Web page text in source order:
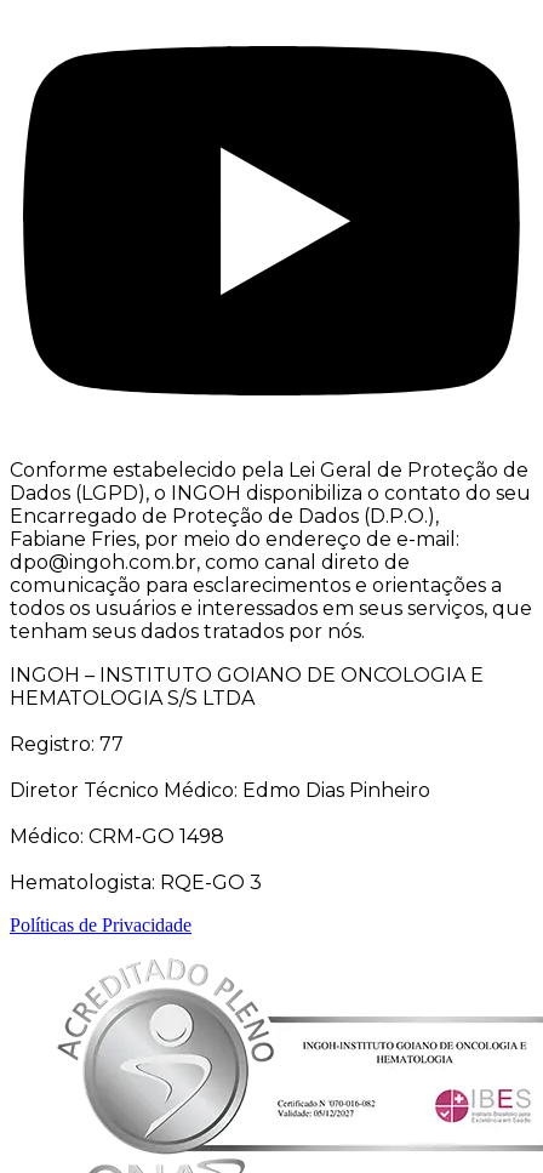
Conforme estabelecido pela Lei Geral de Proteção de
Dados (LGPD), o INGOH disponibiliza o contato do seu
Encarregado de Proteção de Dados (D.P.O.),
Fabiane Fries, por meio do endereço de e-mail:
dpo@ingoh.com.br, como canal direto de
comunicação para esclarecimentos e orientações a
todos os usuários e interessados em seus serviços, que
tenham seus dados tratados por nós.
INGOH – INSTITUTO GOIANO DE ONCOLOGIA E
HEMATOLOGIA S/S LTDA
Registro: 77
Diretor Técnico Médico: Edmo Dias Pinheiro
Médico: CRM-GO 1498
Hematologista: RQE-GO 3
Políticas de Privacidade